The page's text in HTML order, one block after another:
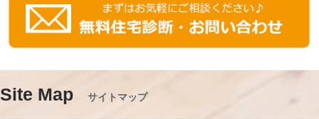
Site Map サイトマップ